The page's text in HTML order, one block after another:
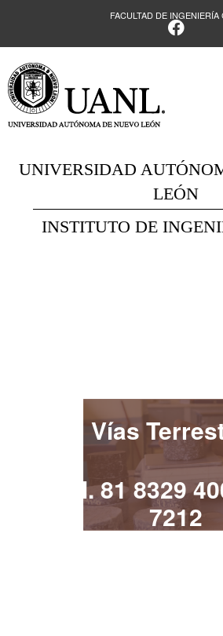
FACULTAD DE INGENIERÍA
UNIVERSIDAD
LEÓN
INSTITUTO DE
Vías
Tel. 81 8329
7212